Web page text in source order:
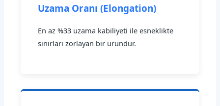
Uzama Oranı (Elongation)
En az %33 uzama kabiliyeti ile esneklikte
sınırları zorlayan bir üründür.